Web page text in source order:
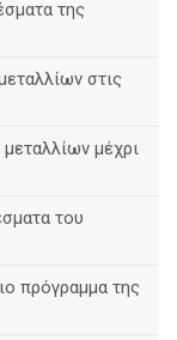
της
στις
μέχρι
του
πρόγραμμα της